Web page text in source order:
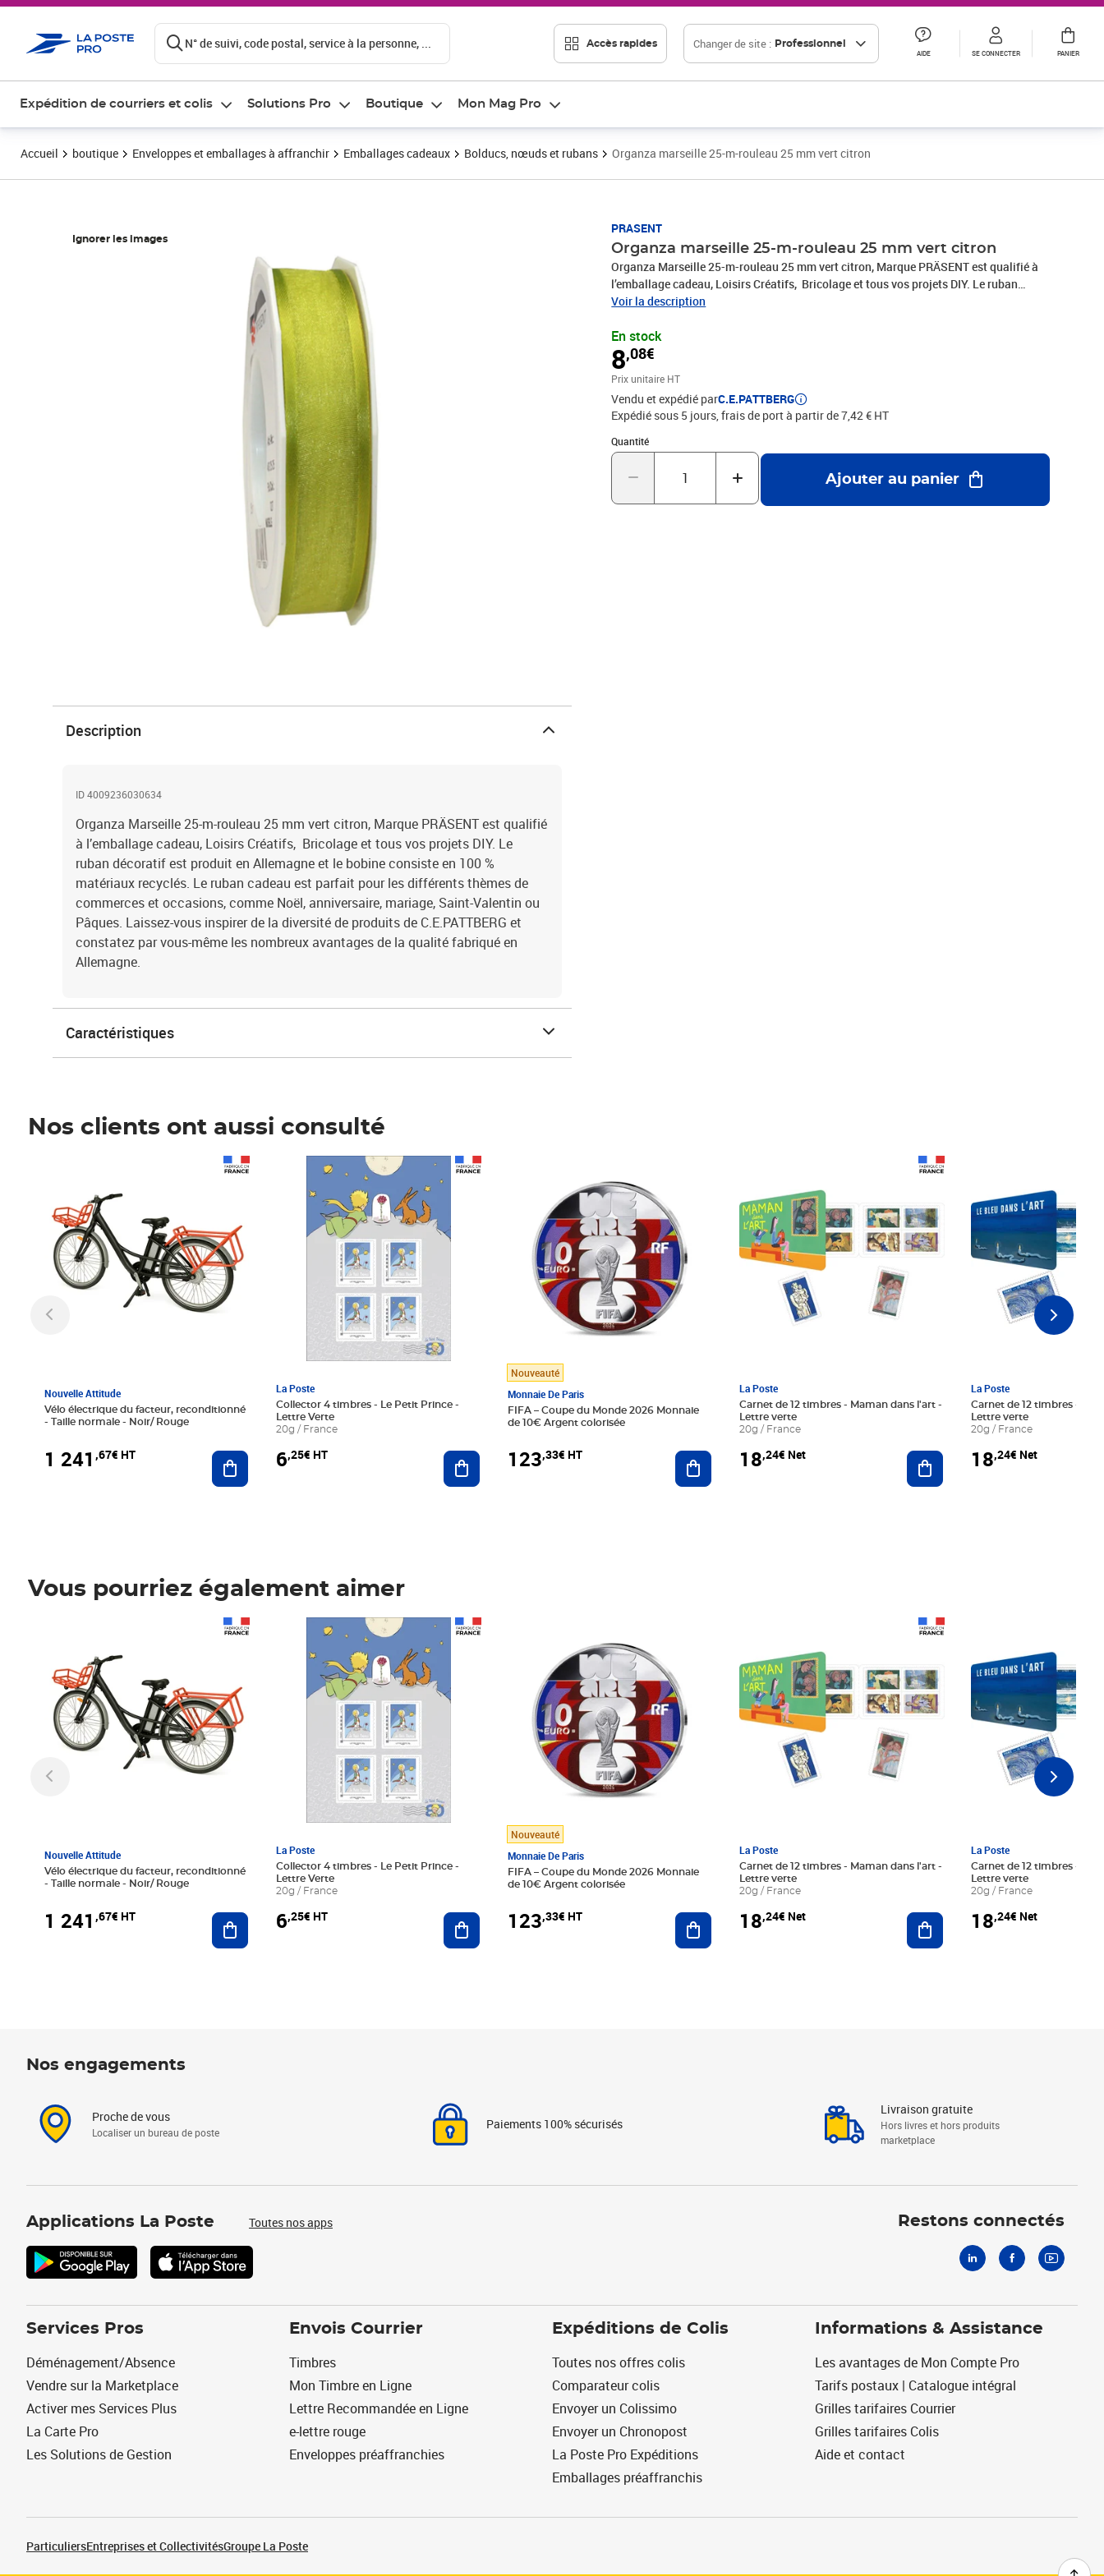
N° de suivi, code postal, service à la personne, ... Accès rapides Changer de site : Professionnel
AIDE SE CONNECTER PANIER
Expédition de courriers et colis Solutions Pro Boutique Mon Mag Pro
Accueil boutique Enveloppes et emballages à affranchir Emballages cadeaux Bolducs, nœuds et rubans Organza marseille 25-m-rouleau 25 mm vert citron
Ignorer les images
PRASENT
Organza marseille 25-m-rouleau 25 mm vert citron
Organza Marseille 25-m-rouleau 25 mm vert citron, Marque PRÄSENT est qualifié à
l’emballage cadeau, Loisirs Créatifs, Bricolage et tous vos projets DIY. Le ruban
décoratif est produit en Allemagne et le bobine consiste en 100 % matériaux recyclés.
comme Noël, anniversaire, mariage, Saint-Valentin ou Pâques. Laissez-vous inspirer
de la diversité de produits de C.E.PATTBERG et constatez par vous-même les
nombreux avantages de la qualité fabriqué en Allemagne.
Voir la description
En stock
8,08€
Prix 8,08€
Prix unitaire HT
Vendu et expédié parC.E.PATTBERG
Expédié sous 5 jours, frais de port à partir de 7,42 € HT
Quantité
Quantité : 1
Ajouter au panier
Description
ID 4009236030634
Organza Marseille 25-m-rouleau 25 mm vert citron, Marque PRÄSENT est qualifié
à l’emballage cadeau, Loisirs Créatifs, Bricolage et tous vos projets DIY. Le
ruban décoratif est produit en Allemagne et le bobine consiste en 100 %
matériaux recyclés. Le ruban cadeau est parfait pour les différents thèmes de
commerces et occasions, comme Noël, anniversaire, mariage, Saint-Valentin ou
Pâques. Laissez-vous inspirer de la diversité de produits de C.E.PATTBERG et
constatez par vous-même les nombreux avantages de la qualité fabriqué en
Allemagne.
Caractéristiques
Nos clients ont aussi consulté
Nouvelle Attitude
Vélo électrique du facteur, reconditionné
- Taille normale - Noir/ Rouge
1 241 ,67€ HT Ajouter au panier
La Poste
Collector 4 timbres - Le Petit Prince -
Lettre Verte
20g / France
6,25€ HT
Prix 6,25€ HT
Ajouter au panier
Nouveauté
Monnaie De Paris
FIFA – Coupe du Monde 2026 Monnaie
de 10€ Argent colorisée
123,33€ HT Ajouter au panier
La Poste
Carnet de 12 timbres - Maman dans l'art -
Lettre verte
20g / France
18,24€ Net Ajouter au panier
La Poste
Carnet de 12 timbres - Le
Lettre verte
20g / France
18,24€ Net
Vous pourriez également aimer
Nouvelle Attitude
Vélo électrique du facteur, reconditionné
- Taille normale - Noir/ Rouge
1 241 ,67€ HT Ajouter au panier
La Poste
Collector 4 timbres - Le Petit Prince -
Lettre Verte
20g / France
6,25€ HT
Prix 6,25€ HT
Ajouter au panier
Nouveauté
Monnaie De Paris
FIFA – Coupe du Monde 2026 Monnaie
de 10€ Argent colorisée
123,33€ HT Ajouter au panier
La Poste
Carnet de 12 timbres - Maman dans l'art -
Lettre verte
20g / France
18,24€ Net Ajouter au panier
La Poste
Carnet de 12 timbres - Le
Lettre verte
20g / France
18,24€ Net
Nos engagements
Proche de vous
Localiser un bureau de poste
Paiements 100% sécurisés
Livraison gratuite
Hors livres et hors produits
marketplace
Applications La Poste Toutes nos apps Restons connectés
Services Pros
Déménagement/Absence
Vendre sur la Marketplace
Activer mes Services Plus
La Carte Pro
Les Solutions de Gestion
Envois Courrier
Timbres
Mon Timbre en Ligne
Lettre Recommandée en Ligne
e-lettre rouge
Enveloppes préaffranchies
Expéditions de Colis
Toutes nos offres colis
Comparateur colis
Envoyer un Colissimo
Envoyer un Chronopost
La Poste Pro Expéditions
Emballages préaffranchis
Informations & Assistance
Les avantages de Mon Compte Pro
Tarifs postaux | Catalogue intégral
Grilles tarifaires Courrier
Grilles tarifaires Colis
Aide et contact
ParticuliersEntreprises et CollectivitésGroupe La Poste